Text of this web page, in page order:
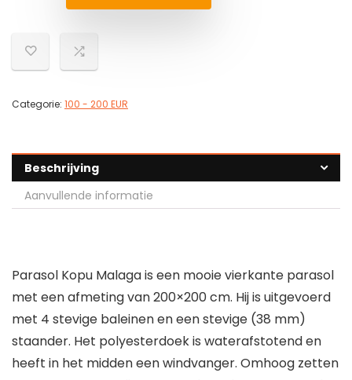
Categorie: 100 - 200 EUR
Beschrijving
Aanvullende informatie
Parasol Kopu Malaga is een mooie vierkante parasol
met een afmeting van 200×200 cm. Hij is uitgevoerd
met 4 stevige baleinen en een stevige (38 mm)
staander. Het polyesterdoek is waterafstotend en
heeft in het midden een windvanger. Omhoog zetten